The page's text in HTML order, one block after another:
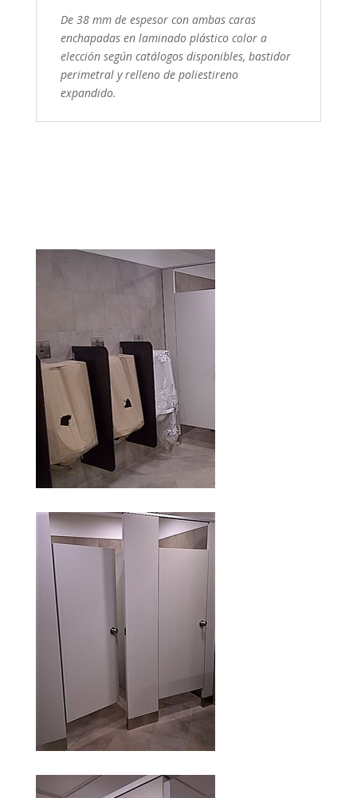
De 38 mm de espesor con ambas caras
enchapadas en laminado plástico color a
elección según catálogos disponibles, bastidor
perimetral y relleno de poliestireno
expandido.